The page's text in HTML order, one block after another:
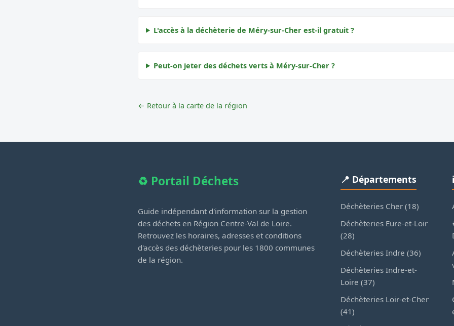
L'accès à la déchèterie de Méry-sur-Cher est-il gratuit ?
Peut-on jeter des déchets verts à Méry-sur-Cher ?
← Retour à la carte de la région
♻️ Portail Déchets
Guide indépendant d'information sur la gestion
des déchets en Région Centre-Val de Loire.
Retrouvez les horaires, adresses et conditions
d'accès des déchèteries pour les 1800 communes
de la région.
📍 Départements
Déchèteries Cher (18)
Déchèteries Eure-et-Loir
(28)
Déchèteries Indre (36)
Déchèteries Indre-et-
Loire (37)
Déchèteries Loir-et-Cher
(41)